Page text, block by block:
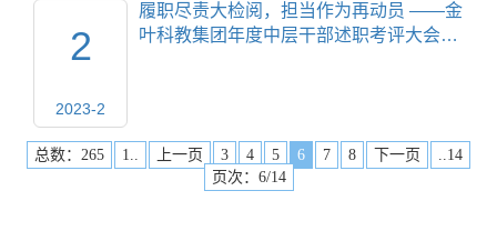
2
2023-2
履职尽责大检阅，担当作为再动员 ——金
叶科教集团年度中层干部述职考评大会…
总数：265 1.. 上一页 3 4 5 6 7 8 下一页
..14
页次：6/14